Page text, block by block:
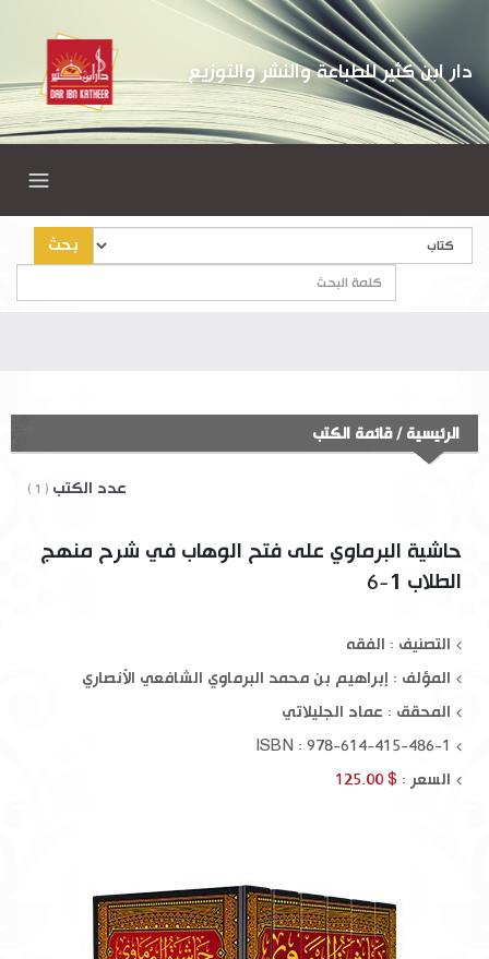
دار ابن كثير للطباعة والنشر والتوزيع
بحث
الرئيسية /قائمة الكتب
عدد الكتب ( 1 )
حاشية البرماوي على فتح الوهاب في شرح منهج
الطلاب 1-6
التصنيف : الفقه
المؤلف : إبراهيم بن محمد البرماوي الشافعي الأنصاري
المحقق : عماد الجليلاتي
ISBN : 978-614-415-486-1
السعر : $ 125.00